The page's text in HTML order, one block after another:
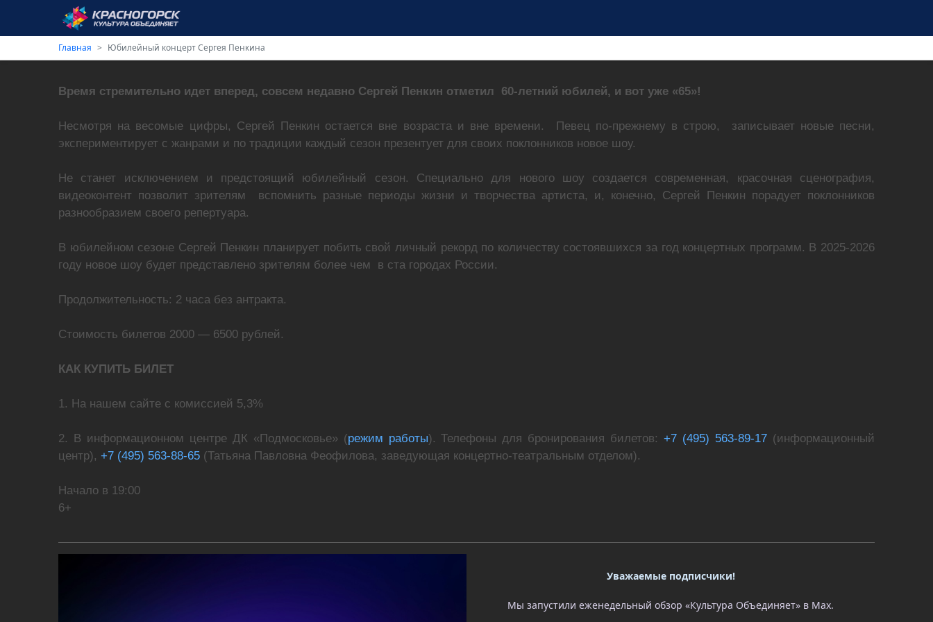
Главная Юбилейный концерт Сергея Пенкина
Время стремительно идет вперед, совсем недавно Сергей Пенкин отметил 60-летний юбилей, и вот уже «65»!
Несмотря на весомые цифры, Сергей Пенкин остается вне возраста и вне времени. Певец по-прежнему в строю, записывает новые песни,
экспериментирует с жанрами и по традиции каждый сезон презентует для своих поклонников новое шоу.
Не станет исключением и предстоящий юбилейный сезон. Специально для нового шоу создается современная, красочная сценография,
видеоконтент позволит зрителям вспомнить разные периоды жизни и творчества артиста, и, конечно, Сергей Пенкин порадует поклонников
разнообразием своего репертуара.
В юбилейном сезоне Сергей Пенкин планирует побить свой личный рекорд по количеству состоявшихся за год концертных программ. В 2025-2026
году новое шоу будет представлено зрителям более чем в ста городах России.
Продолжительность: 2 часа без антракта.
Стоимость билетов 2000 — 6500 рублей.
КАК КУПИТЬ БИЛЕТ
1. На нашем сайте с комиссией 5,3%
2. В информационном центре ДК «Подмосковье» (режим работы). Телефоны для бронирования билетов: +7 (495) 563-89-17 (информационный
центр), +7 (495) 563-88-65 (Татьяна Павловна Феофилова, заведующая концертно-театральным отделом).
Начало в 19:00
6+
Уважаемые подписчики!
Мы запустили еженедельный обзор «Культура Объединяет» в Max.